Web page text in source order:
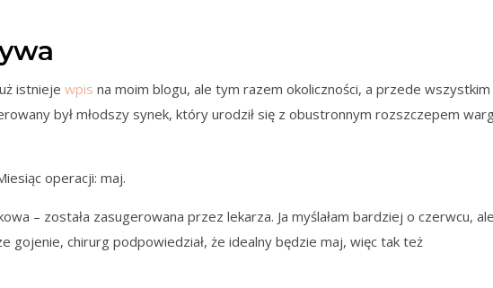
istnieje wpis na moim blogu, ale tym razem okoliczności, a przede wszystkim
był młodszy synek, który urodził się z obustronnym rozszczepem
operacji: maj.
– została zasugerowana przez lekarza. Ja myślałam bardziej o czerwcu,
gojenie, chirurg podpowiedział, że idealny będzie maj, więc tak też